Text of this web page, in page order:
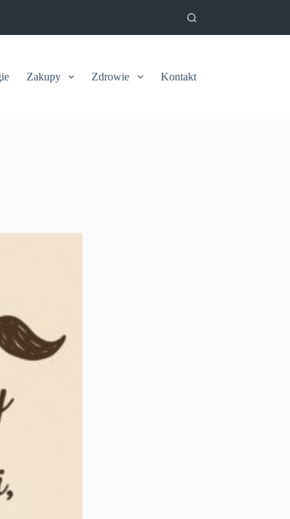
Zakupy Zdrowie Kontakt